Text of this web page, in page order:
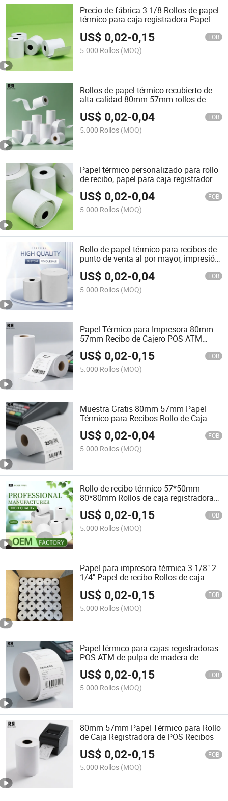
Precio de fábrica 3 1/8 Rollos de papel
térmico para caja registradora Papel de
recibo térmico para ATM POS
US$ 0,02-0,15 FOB
5.000 Rollos (MOQ)
Rollos de papel térmico recubierto de
alta calidad 80mm 57mm rollos de
caja registradora POS papel de recibo
US$ 0,02-0,04 FOB
5.000 Rollos (MOQ)
Papel térmico personalizado para rollo
de recibo, papel para caja registradora,
papel para cajero automático, papel de
impresión térmica, papel de etiqueta
US$ 0,02-0,04 FOB
5.000 Rollos (MOQ)
Rollo de papel térmico para recibos de
punto de venta al por mayor, impresión
térmico para cajeros
US$ 0,02-0,04 FOB
5.000 Rollos (MOQ)
Papel Térmico para Impresora 80mm
57mm Recibo de Cajero POS ATM
Papel Térmico para Rollo de Banco
US$ 0,02-0,15 FOB
5.000 Rollos (MOQ)
Muestra Gratis 80mm 57mm Papel
Térmico para Recibos Rollo de Caja
Registradora Rollo de Papel Térmico
para POS
US$ 0,02-0,04 FOB
5.000 Rollos (MOQ)
Rollo de recibo térmico 57*50mm
80*80mm Rollos de caja registradora
Papel térmico
US$ 0,02-0,15 FOB
5.000 Rollos (MOQ)
Papel para impresora térmica 3 1/8" 2
1/4" Papel de recibo Rollos de caja
US$ 0,02-0,15 FOB
5.000 Rollos (MOQ)
Papel térmico para cajas registradoras
POS ATM de pulpa de madera de
fábrica libre de BPA 80X80
US$ 0,02-0,15 FOB
5.000 Rollos (MOQ)
80mm 57mm Papel Térmico para Rollo
de Caja Registradora de POS Recibos
US$ 0,02-0,15 FOB
5.000 Rollos (MOQ)